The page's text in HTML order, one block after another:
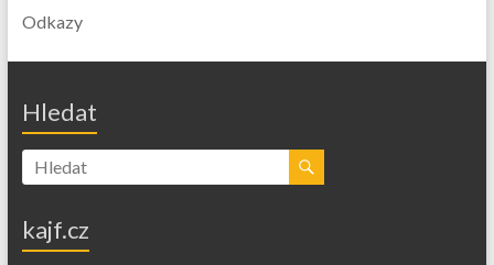
Odkazy
Hledat
kajf.cz